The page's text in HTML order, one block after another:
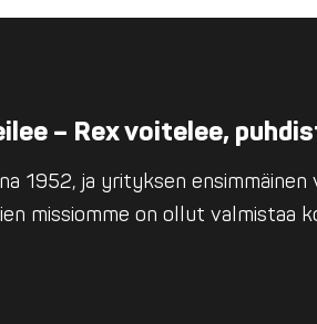
– Rex voitelee,
1952, ja yrityksen
missiomme on ollut valmistaa